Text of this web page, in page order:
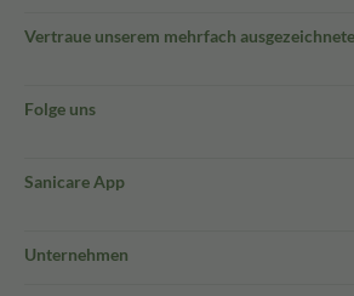
Vertraue unserem mehrfach
Folge uns
Sanicare App
Unternehmen